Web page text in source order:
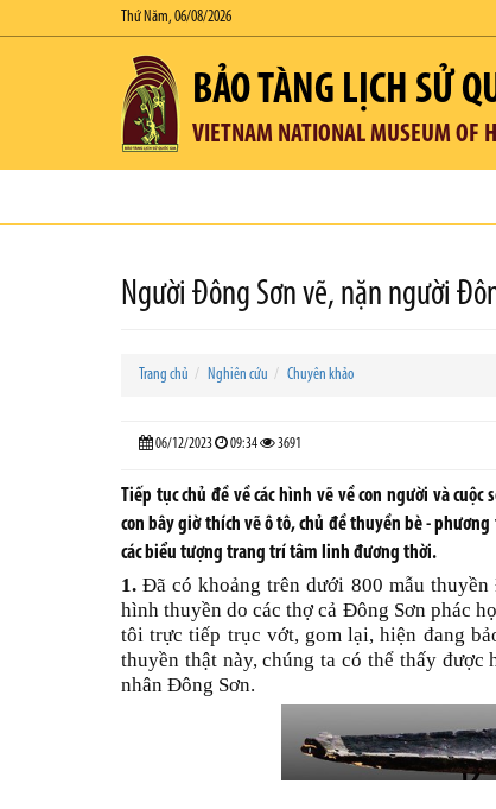
Thứ Năm, 06/08/2026
BẢO TÀNG LỊCH SỬ
VIETNAM NATIONAL MUSEUM OF
Người Đông Sơn vẽ, nặn người
Trang chủ Nghiên cứu Chuyên khảo
06/12/2023 09:34 3691
Tiếp tục chủ đề về các hình vẽ về con người và
con bây giờ thích vẽ ô tô, chủ đề thuyền bè -
các biểu tượng trang trí tâm linh đương thời.
1. Đã có khoảng trên dưới 800 mẫu
hình thuyền do các thợ cả Đông Sơn phác
tôi trực tiếp trục vớt, gom lại, hiện đang
thuyền thật này, chúng ta có thể thấy được
nhân Đông Sơn.